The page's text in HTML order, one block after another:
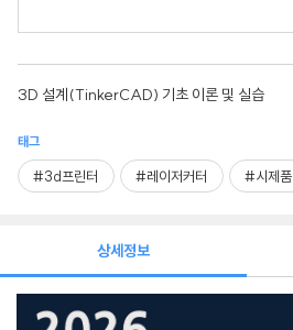
3D 설계(TinkerCAD) 기초 이론 및 실습
태그
#3d프린터 #레이저커터 #시제품
상세정보